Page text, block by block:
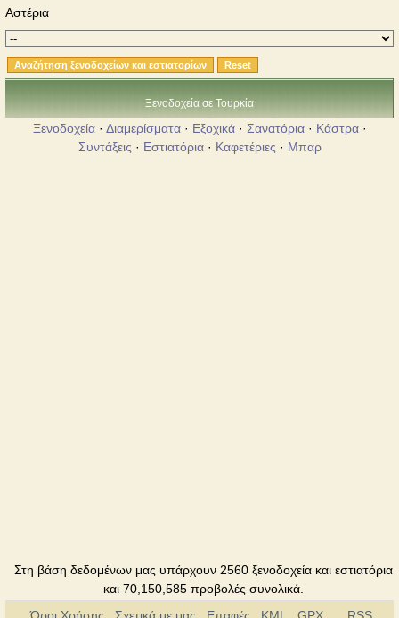
Αστέρια
Ξενοδοχεία σε Τουρκία
Ξενοδοχεία· Διαμερίσματα· Εξοχικά· Σανατόρια· Κάστρα·
Συντάξεις · Εστιατόρια· Καφετέριες · Μπαρ
Στη βάση δεδομένων μας υπάρχουν 2560 ξενοδοχεία και εστιατόρια
και 70,150,585 προβολές συνολικά.